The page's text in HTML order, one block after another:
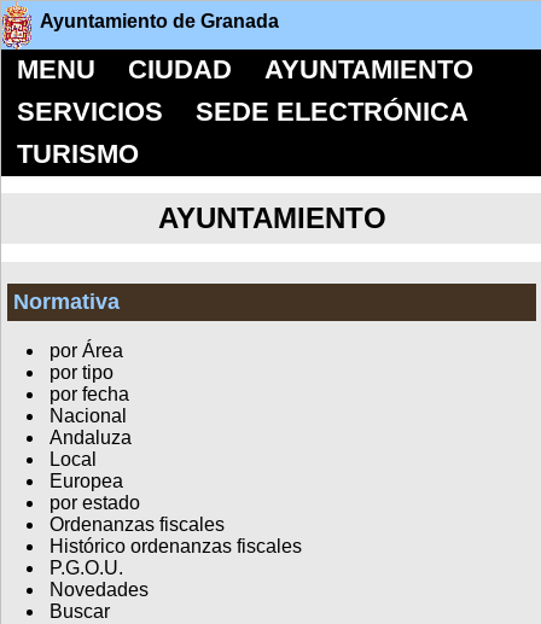
Ayuntamiento de Granada
MENU CIUDAD
AYUNTAMIENTO
SERVICIOS
SEDE ELECTRÓNICA
TURISMO
AYUNTAMIENTO
Normativa
por Área
por tipo
por fecha
Nacional
Andaluza
Local
Europea
por estado
Ordenanzas fiscales
Histórico ordenanzas fiscales
P.G.O.U.
Novedades
Buscar